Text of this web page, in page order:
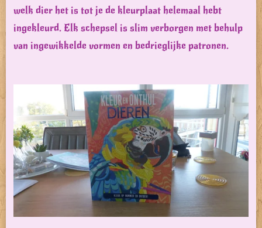
welk dier het is tot je de kleurplaat helemaal hebt
ingekleurd. Elk schepsel is slim verborgen met behulp
van ingewikkelde vormen en bedrieglijke patronen.